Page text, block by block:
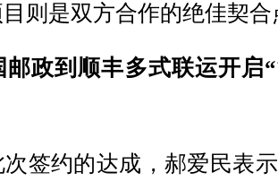
则是双方合作的绝佳契合
邮政到顺丰多式联运开启
约的达成，郝爱民表